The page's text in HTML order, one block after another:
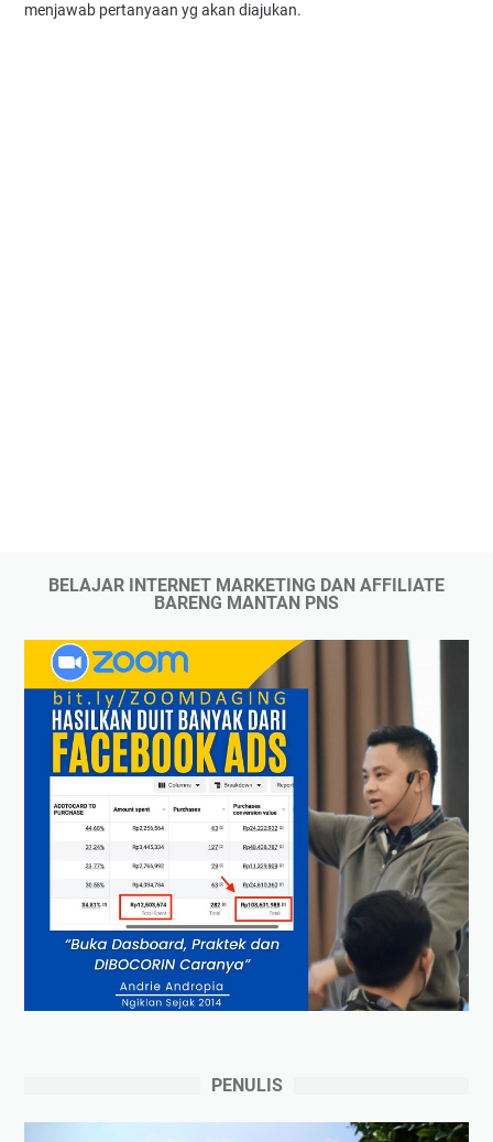
menjawab pertanyaan yg akan diajukan.
BELAJAR INTERNET MARKETING DAN AFFILIATE
BARENG MANTAN PNS
PENULIS